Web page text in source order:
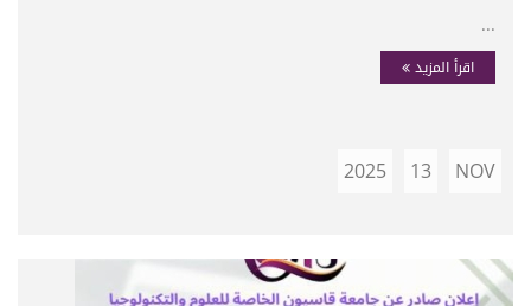
...
اقرأ المزيد
NOV
13
2025